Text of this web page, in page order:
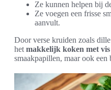
Ze kunnen helpen bij
Ze voegen een frisse
aanvult.
Door verse kruiden zoals
het makkelijk koken met vis
smaakpapillen, maar ook